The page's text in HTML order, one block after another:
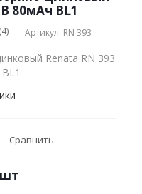
80мАч BL1
Артикул: RN 393
Renata RN 393
Сравнить